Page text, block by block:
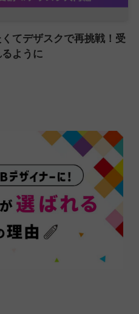
てデザスクで再挑戦！受
ように